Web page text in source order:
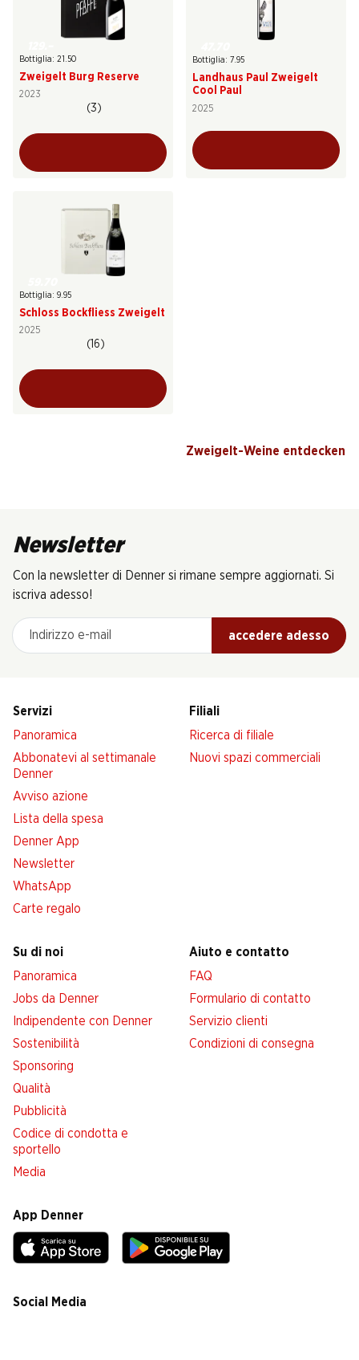
Bottiglia: 21.50
Zweigelt Burg Reserve
2023
(3)
Bottiglia: 7.95
Landhaus Paul Zweigelt
Cool Paul
2025
Bottiglia: 9.95
Schloss Bockfliess Zweigelt
2025
(16)
Zweigelt-Weine entdecken
Newsletter
Con la newsletter di Denner si rimane sempre aggiornati. Si
iscriva adesso!
Indirizzo e-mail
accedere adesso
Servizi
Panoramica
Abbonatevi al settimanale
Denner
Avviso azione
Lista della spesa
Denner App
Newsletter
WhatsApp
Carte regalo
Filiali
Ricerca di filiale
Nuovi spazi commerciali
Su di noi
Panoramica
Jobs da Denner
Indipendente con Denner
Sostenibilità
Sponsoring
Qualità
Pubblicità
Codice di condotta e
sportello
Media
Aiuto e contatto
FAQ
Formulario di contatto
Servizio clienti
Condizioni di consegna
App Denner
Social Media